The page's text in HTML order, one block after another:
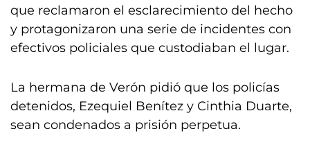
que reclamaron el esclarecimiento del hecho
y protagonizaron una serie de incidentes con
efectivos policiales que custodiaban el lugar.
La hermana de Verón pidió que los policías
detenidos, Ezequiel Benítez y Cinthia Duarte,
sean condenados a prisión perpetua.